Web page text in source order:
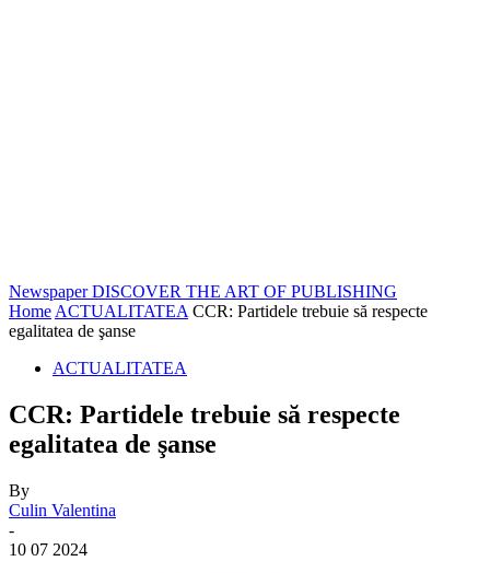
Newspaper DISCOVER THE ART OF PUBLISHING
Home ACTUALITATEA CCR: Partidele trebuie să respecte
egalitatea de şanse
ACTUALITATEA
CCR: Partidele trebuie să respecte
egalitatea de şanse
By
Culin Valentina
-
10 07 2024